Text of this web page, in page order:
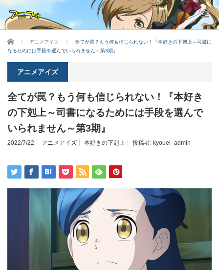
ホーム アニメアイズ
全てが罠？もう何も信じられない！『本好きの下剋上～司書に
なるためには手段を選んでいられません～第3期』
アニメアイズ
全てが罠？もう何も信じられない！『本好き
の下剋上～司書になるためには手段を選んで
いられません～第3期』
2022/7/22 アニメアイズ 本好きの下剋上 投稿者: kyouei_admin